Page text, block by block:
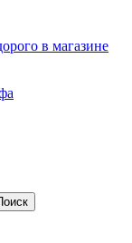
в магазине